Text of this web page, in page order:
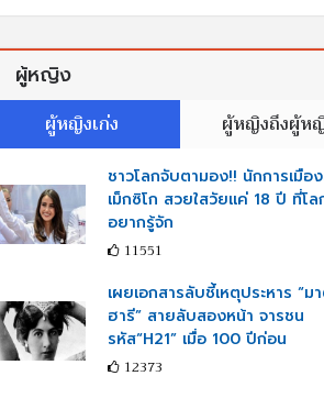
ผู้หญิง
ผู้หญิงเก่ง
ผู้หญิงถึงผู้ห
ชาวโลกจับตามอง!! นักการเมือ
เม็กซิโก สวยใสวัยแค่ 18 ปี ที่โ
อยากรู้จัก
11551
เผยเอกสารลับชี้เหตุประหาร “ม
ฮารี” สายลับสองหน้า จารชน
รหัส“H21” เมื่อ 100 ปีก่อน
12373